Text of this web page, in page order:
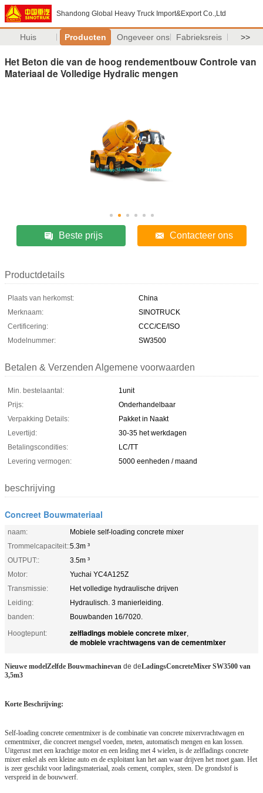
Shandong Global Heavy Truck Import&Export Co.,Ltd
Huis Producten Ongeveer ons Fabrieksreis >>
Het Beton die van de hoog rendementbouw Controle van
Materiaal de Volledige Hydralic mengen
Beste prijs Contacteer ons
Productdetails
Plaats van herkomst:
China
Merknaam:
SINOTRUCK
Certificering:
CCC/CE/ISO
Modelnummer:
SW3500
Betalen & Verzenden Algemene voorwaarden
Min. bestelaantal:
1unit
Prijs:
Onderhandelbaar
Verpakking Details:
Pakket in Naakt
Levertijd:
30-35 het werkdagen
Betalingscondities:
LC/TT
Levering vermogen:
5000 eenheden / maand
beschrijving
Concreet Bouwmateriaal
naam:
Mobiele self-loading concrete mixer
Trommelcapaciteit::5.3m ³
OUTPUT::
3.5m ³
Motor:
Yuchai YC4A125Z
Transmissie:
Het volledige hydraulische drijven
Leiding:
Hydraulisch. 3 manierleiding.
banden:
Bouwbanden 16/7020.
Hoogtepunt:
zelfladings mobiele concrete mixer,
de mobiele vrachtwagens van de cementmixer
Nieuwe modelZelfde Bouwmachinevan de deLadingsConcreteMixer SW3500 van
3,5m3
Korte Beschrijving:
Self-loading concrete cementmixer is de combinatie van concrete mixervrachtwagen en
cementmixer, die concreet mengsel voeden, meten, automatisch mengen en kan lossen.
Uitgerust met een krachtige motor en een leiding met 4 wielen, is de zelfladings concrete
mixer enkel als een kleine auto en de exploitant kan het aan waar drijven het moet gaan. Het
is zeer geschikt voor ladingsmateriaal, zoals cement, complex, steen. De grondstof is
verspreid in de bouwwerf.